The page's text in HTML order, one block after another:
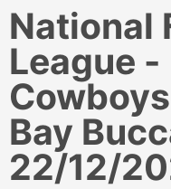
National
League -
Bay
22/12/